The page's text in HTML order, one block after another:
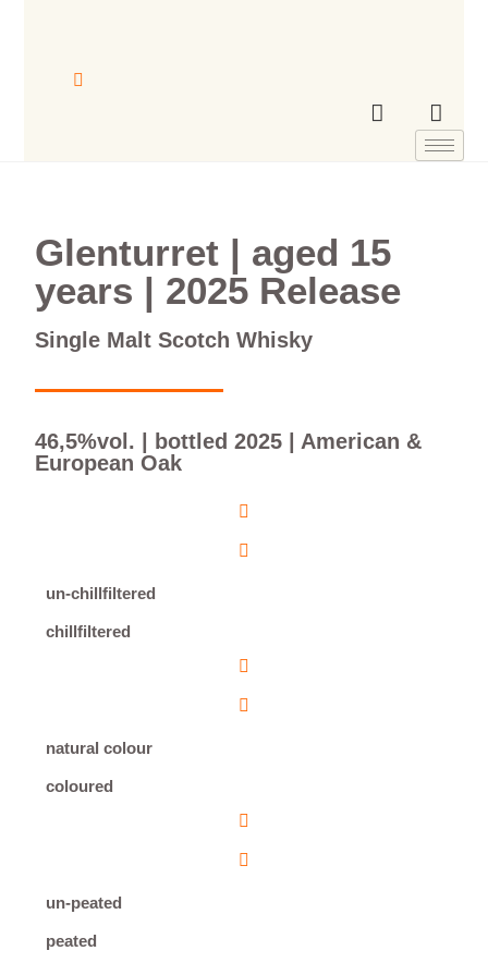
Glenturret | aged 15
years | 2025 Release
Single Malt Scotch Whisky
46,5%vol. | bottled 2025 | American &
European Oak
un-chillfiltered
chillfiltered
natural colour
coloured
un-peated
peated